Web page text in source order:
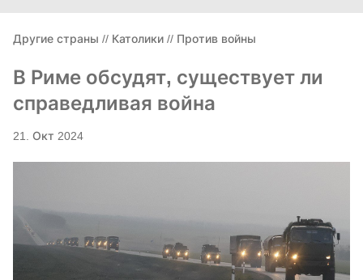
Другие страны // Католики // Против войны
В Риме обсудят, существует ли
справедливая война
21. Окт 2024